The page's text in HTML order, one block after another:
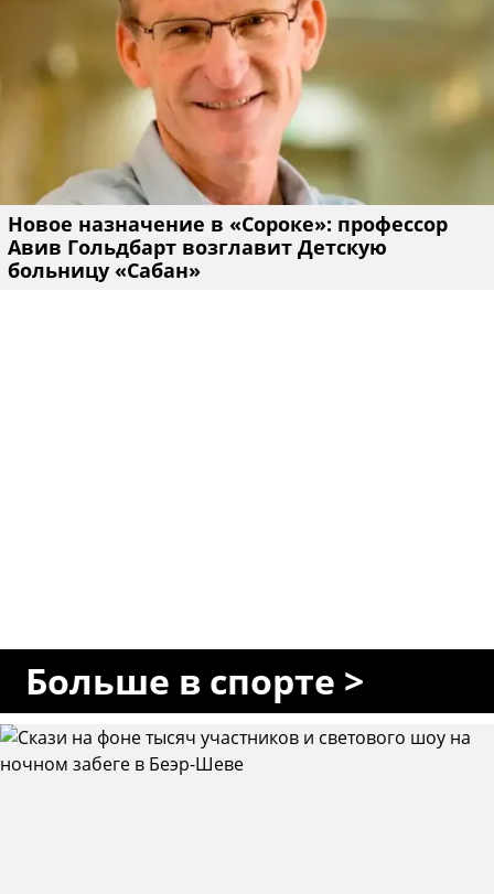
Новое назначение в «Сороке»: профессор
Авив Гольдбарт возглавит Детскую
больницу «Сабан»
Больше в спорте >